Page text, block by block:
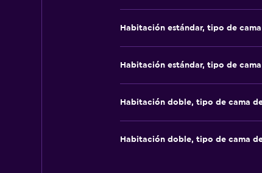
Habitación estándar, tipo de
Habitación estándar, tipo de
Habitación doble, tipo de cama
Habitación doble, tipo de cama